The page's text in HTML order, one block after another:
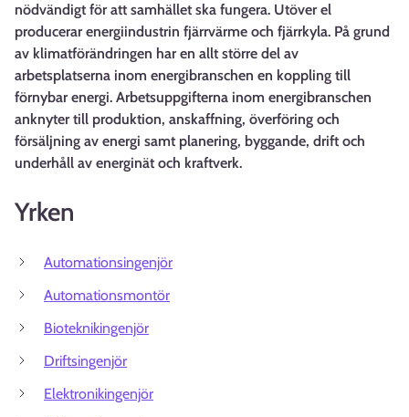
nödvändigt för att samhället ska fungera. Utöver el
producerar energiindustrin fjärrvärme och fjärrkyla. På grund
av klimatförändringen har en allt större del av
arbetsplatserna inom energibranschen en koppling till
förnybar energi. Arbetsuppgifterna inom energibranschen
anknyter till produktion, anskaffning, överföring och
försäljning av energi samt planering, byggande, drift och
underhåll av energinät och kraftverk.
Yrken
Automationsingenjör
Automationsmontör
Bioteknikingenjör
Driftsingenjör
Elektronikingenjör